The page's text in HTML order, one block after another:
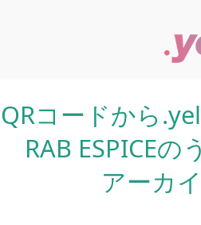
QRコードから
RAB ESPICE
アーカ